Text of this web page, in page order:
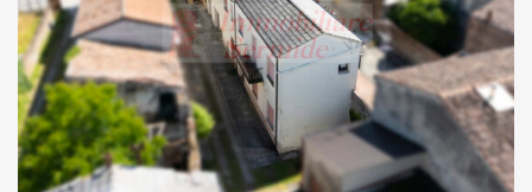
Tipo contratto:
Vendita
Metratura Commerciale:
250 m